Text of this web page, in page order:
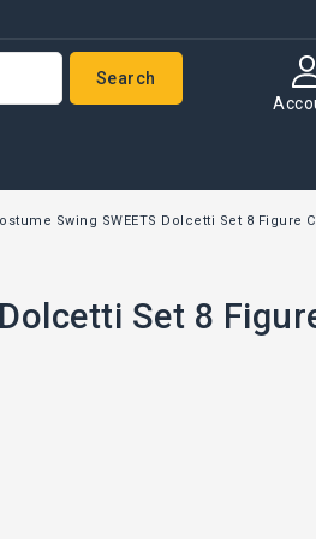
Search
Swing SWEETS Dolcetti Set 8 Figure
Set 8